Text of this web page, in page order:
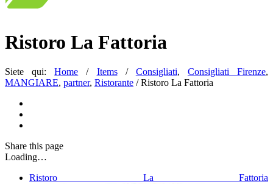
Ristoro La Fattoria
Siete qui: Home / Items / Consigliati, Consigliati Firenze,
MANGIARE, partner, Ristorante / Ristoro La Fattoria
Share this page
Loading…
Ristoro La Fattoria